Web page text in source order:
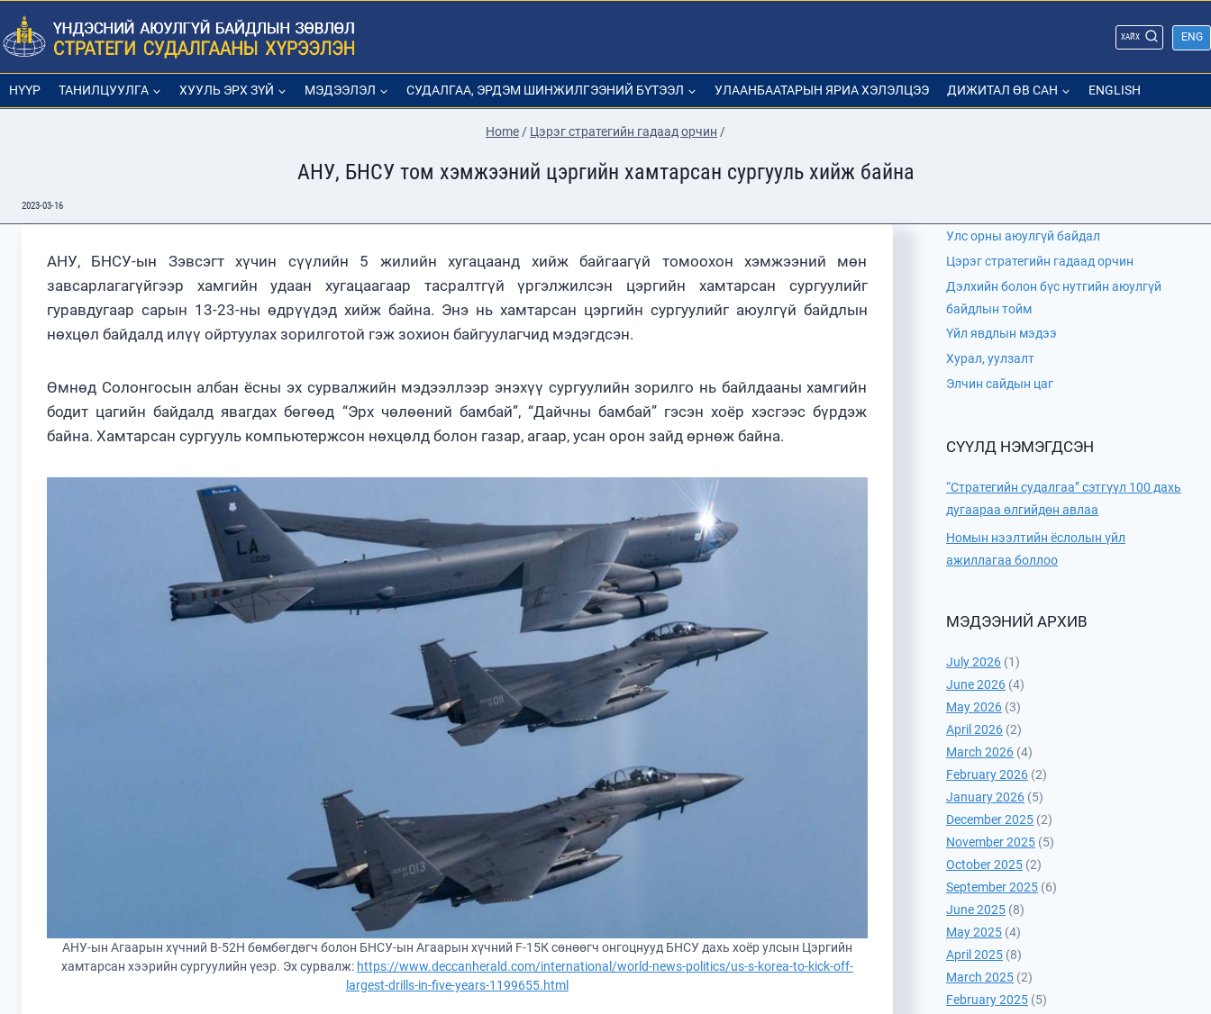
Skip
to
content
ХАЙХ ENG
НҮҮР ТАНИЛЦУУЛГА ХУУЛЬ ЭРХ ЗҮЙ МЭДЭЭЛЭЛ СУДАЛГАА, ЭРДЭМ ШИНЖИЛГЭЭНИЙ БҮТЭЭЛ УЛААНБААТАРЫН ЯРИА ХЭЛЭЛЦЭЭ ДИЖИТАЛ ӨВ САН ENGLISH
Home/ Цэрэг стратегийн гадаад орчин /
АНУ, БНСУ том хэмжээний цэргийн хамтарсан сургууль хийж байна
2023-03-16
АНУ, БНСУ-ын Зэвсэгт хүчин сүүлийн 5 жилийн хугацаанд хийж байгаагүй томоохон хэмжээний мөн
завсарлагагүйгээр хамгийн удаан хугацаагаар тасралтгүй үргэлжилсэн цэргийн хамтарсан сургуулийг
гуравдугаар сарын 13-23-ны өдрүүдэд хийж байна. Энэ нь хамтарсан цэргийн сургуулийг аюулгүй байдлын
нөхцөл байдалд илүү ойртуулах зорилготой гэж зохион байгуулагчид мэдэгдсэн.
Өмнөд Солонгосын албан ёсны эх сурвалжийн мэдээллээр энэхүү сургуулийн зорилго нь байлдааны хамгийн
бодит цагийн байдалд явагдах бөгөөд “Эрх чөлөөний бамбай”, “Дайчны бамбай” гэсэн хоёр хэсгээс бүрдэж
байна. Хамтарсан сургууль компьютержсон нөхцөлд болон газар, агаар, усан орон зайд өрнөж байна.
АНУ-ын Агаарын хүчний B-52H бөмбөгдөгч болон БНСУ-ын Агаарын хүчний F-15К сөнөөгч онгоцнууд БНСУ дахь хоёр улсын Цэргийн
хамтарсан хээрийн сургуулийн үеэр. Эх сурвалж: https://www.deccanherald.com/international/world-news-politics/us-s-korea-to-kick-off-
largest-drills-in-five-years-1199655.html
Улс орны аюулгүй байдал
Цэрэг стратегийн гадаад орчин
Дэлхийн болон бүс нутгийн аюулгүй
байдлын тойм
Үйл явдлын мэдээ
Хурал, уулзалт
Элчин сайдын цаг
СҮҮЛД НЭМЭГДСЭН
“Стратегийн судалгаа” сэтгүүл 100 дахь
дугаараа өлгийдөн авлаа
Номын нээлтийн ёслолын үйл
ажиллагаа боллоо
МЭДЭЭНИЙ АРХИВ
July 2026 (1)
June 2026 (4)
May 2026 (3)
April 2026 (2)
March 2026 (4)
February 2026 (2)
January 2026 (5)
December 2025 (2)
November 2025 (5)
October 2025 (2)
September 2025 (6)
June 2025 (8)
May 2025 (4)
April 2025 (8)
March 2025 (2)
February 2025 (5)